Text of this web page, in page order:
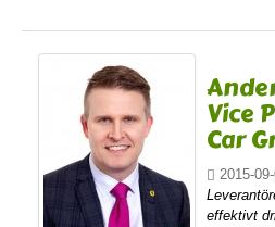
Vice
Car
2015-
effektivt